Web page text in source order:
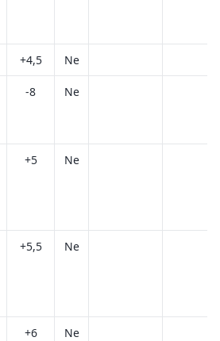
+4,5 Ne
-8 Ne
+5 Ne
+5,5 Ne
+6 Ne